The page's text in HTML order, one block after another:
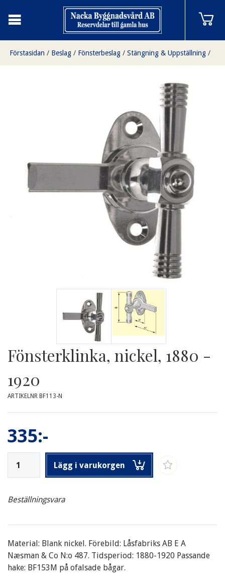
Förstasidan / Beslag / Fönsterbeslag / Stängning & Uppställning /
Fönsterklinka, nickel, 1880 -
1920
ARTIKELNR BF113-N
335:-
Lägg i varukorgen
Beställningsvara
Material: Blank nickel. Förebild: Låsfabriks AB E A
Næsman & Co N:o 487. Tidsperiod: 1880-1920 Passande
hake: BF153M på ofalsade bågar.